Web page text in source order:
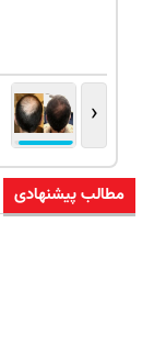
‹
مطالب پیشنهادی